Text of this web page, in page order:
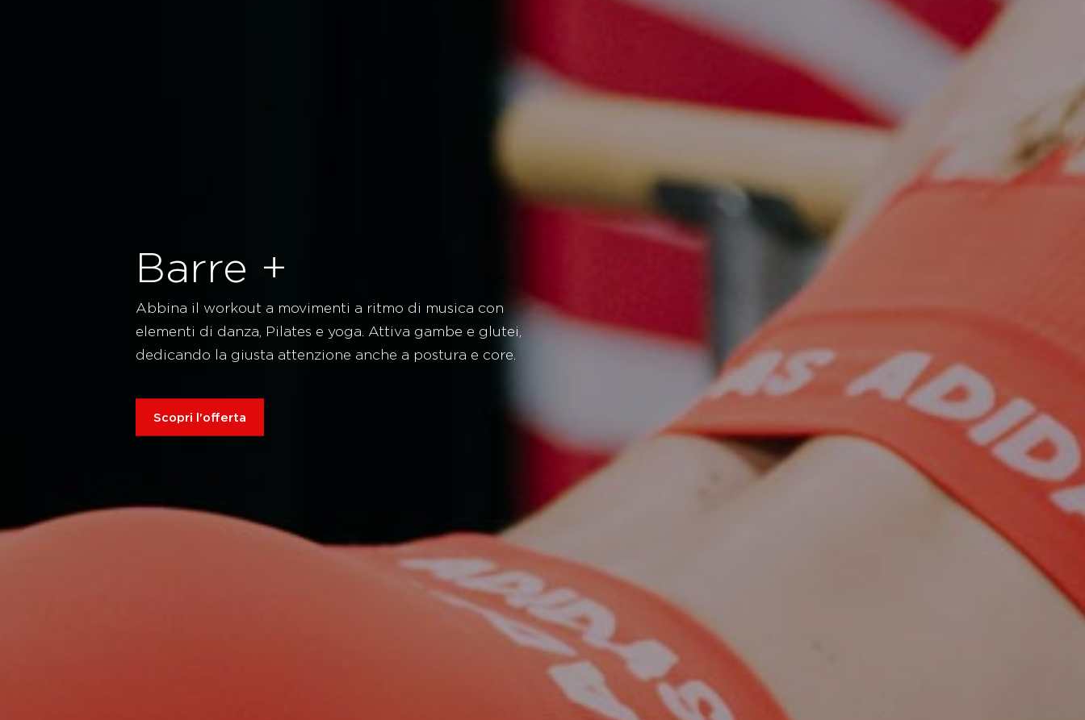
Barre +
Abbina il workout a movimenti a ritmo di musica con
elementi di danza, Pilates e yoga. Attiva gambe e glutei,
dedicando la giusta attenzione anche a postura e core.
Scopri l'offerta